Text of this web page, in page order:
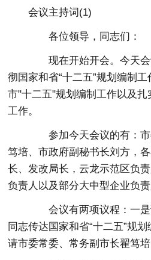
会议主持词(1)
各位领导，同志们：
现在开始开会。今天会
彻国家和省“十二五”规划编制
市"十二五"规划编制工作以及扎
工作。
参加今天会议的有：市
笃培、市政府副秘书长刘方，
长、发改局长，云龙示范区负
负责人以及部分大中型企业负责
会议有两项议程：一是
同志传达国家和省“十二五”规
请市委常委、常务副市长翟笃